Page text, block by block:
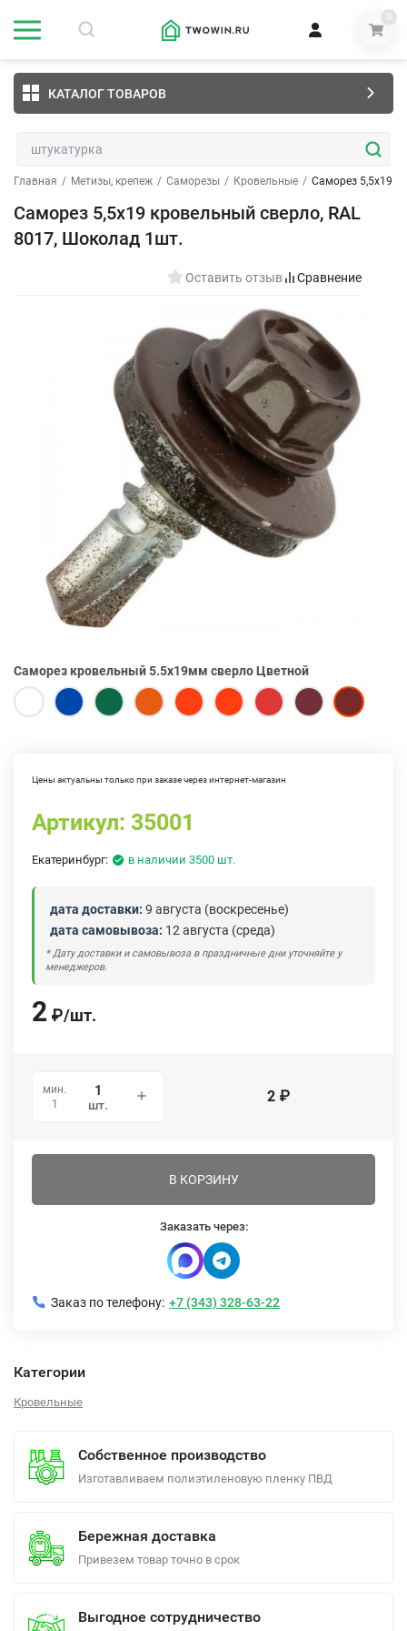
0
КАТАЛОГ ТОВАРОВ
Главная / Метизы, крепеж / Саморезы / Кровельные / Саморез 5,5х19
Саморез 5,5х19 кровельный сверло, RAL
8017, Шоколад 1шт.
Оставить отзыв Сравнение
Саморез кровельный 5.5х19мм сверло Цветной
Цены актуальны только при заказе через интернет-магазин
Артикул: 35001
Екатеринбург: в наличии 3500 шт.
дата доставки: 9 августа (воскресенье)
дата самовывоза: 12 августа (среда)
* Дату доставки и самовывоза в праздничные дни уточняйте у
менеджеров.
2 ₽/шт.
мин.
1
шт. 2 ₽
В КОРЗИНУ
Заказать через:
Заказ по телефону: +7 (343) 328-63-22
Категории
Кровельные
Собственное производство
Изготавливаем полиэтиленовую пленку ПВД
Бережная доставка
Привезем товар точно в срок
Выгодное сотрудничество